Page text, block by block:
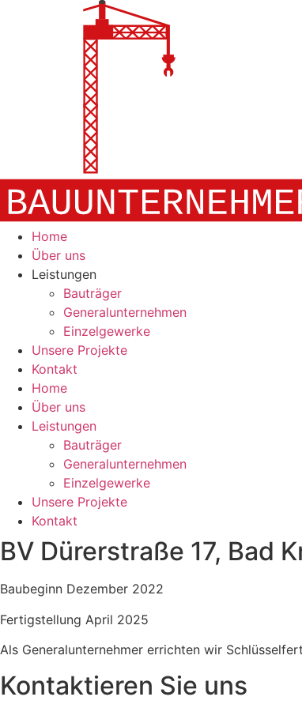
Home
Über uns
Leistungen
Bauträger
Generalunternehmen
Einzelgewerke
Unsere Projekte
Kontakt
Home
Über uns
Leistungen
Bauträger
Generalunternehmen
Einzelgewerke
Unsere Projekte
Kontakt
BV Dürerstraße 17, Bad
Baubeginn Dezember 2022
Fertigstellung April 2025
Als Generalunternehmer errichten wir
Kontaktieren Sie uns